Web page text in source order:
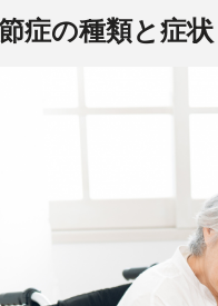
症の種類と症状